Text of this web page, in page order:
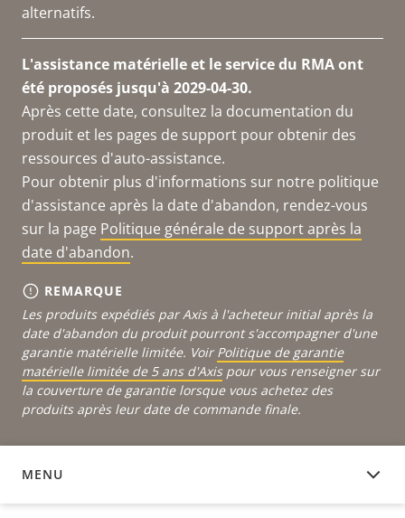
alternatifs.
L'assistance matérielle et le service du RMA ont
été proposés jusqu'à 2029-04-30.
Après cette date, consultez la documentation du
produit et les pages de support pour obtenir des
ressources d'auto-assistance.
Pour obtenir plus d'informations sur notre politique
d'assistance après la date d'abandon, rendez-vous
sur la page Politique générale de support après la
date d'abandon.
REMARQUE
Les produits expédiés par Axis à l'acheteur initial après la
date d'abandon du produit pourront s'accompagner d'une
garantie matérielle limitée. Voir Politique de garantie
matérielle limitée de 5 ans d'Axispour vous renseigner sur
la couverture de garantie lorsque vous achetez des
produits après leur date de commande finale.
MENU
DOCUMENTATION